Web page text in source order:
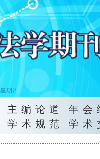
期四
主编论道 年会
学术规范 学术